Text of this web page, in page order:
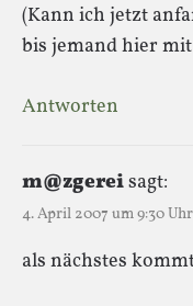
(Kann ich jetzt
bis jemand hier
Antworten
m@zgereisagt:
4. April 2007 um 9:30 Uhr
als nächstes